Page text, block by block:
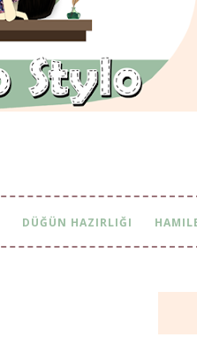
DÜĞÜN HAZIRLIĞI